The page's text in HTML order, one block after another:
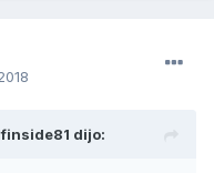
dijo: